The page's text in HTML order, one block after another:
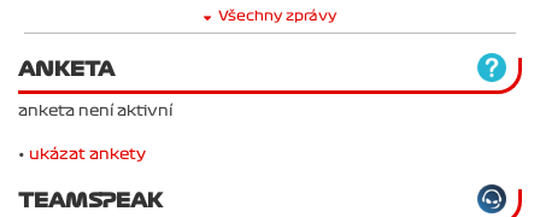
Všechny zprávy
ANKETA
anketa není aktivní
• ukázat ankety
TEAMSPEAK